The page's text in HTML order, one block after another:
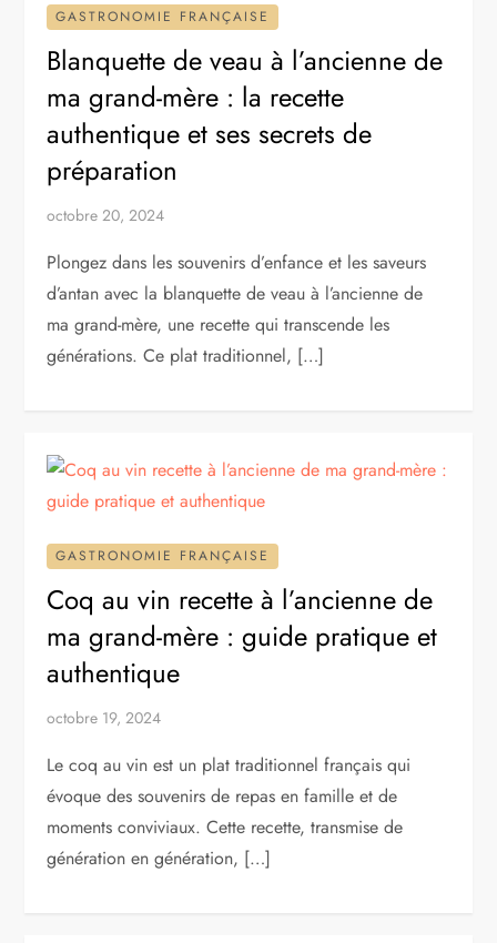
GASTRONOMIE FRANÇAISE
Blanquette de veau à l’ancienne de
ma grand-mère : la recette
authentique et ses secrets de
préparation
octobre 20, 2024
Plongez dans les souvenirs d’enfance et les saveurs
d’antan avec la blanquette de veau à l’ancienne de
ma grand-mère, une recette qui transcende les
générations. Ce plat traditionnel, […]
GASTRONOMIE FRANÇAISE
Coq au vin recette à l’ancienne de
ma grand-mère : guide pratique et
authentique
octobre 19, 2024
Le coq au vin est un plat traditionnel français qui
évoque des souvenirs de repas en famille et de
moments conviviaux. Cette recette, transmise de
génération en génération, […]